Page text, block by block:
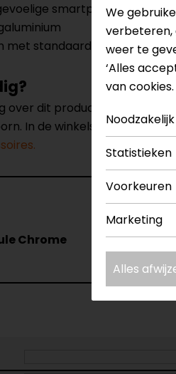
smartphone-
met standaard dempingskop
over dit product? Neem dan
In de winkels kun je het
Chrome
We
verbeteren,
weer te
‘Alles
van cookies.
Noodzakelijk
Statistieken
Voorkeuren
Marketing
Alles